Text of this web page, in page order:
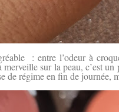
: entre l’odeur à
merveille sur la peau, c’est
de régime en fin de journée,